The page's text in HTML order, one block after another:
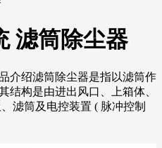
滤筒除尘器
介绍滤筒除尘器是指以滤筒作
结构是由进出风口、上箱体、
滤筒及电控装置 ( 脉冲控制